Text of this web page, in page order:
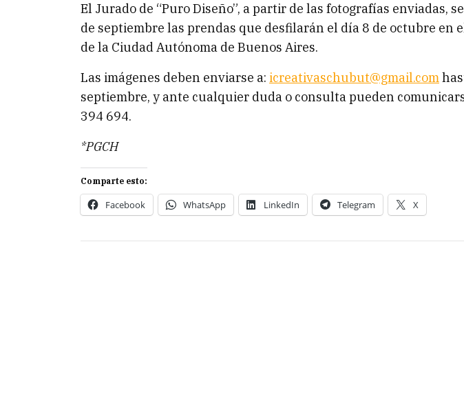
El Jurado de “Puro Diseño”, a partir de las fotografías enviadas,
de septiembre las prendas que desfilarán el día 8 de octubre en
de la Ciudad Autónoma de Buenos Aires.
Las imágenes deben enviarse a: icreativaschubut@gmail.com
septiembre, y ante cualquier duda o consulta pueden
394 694.
*PGCH
Comparte esto:
Facebook WhatsApp LinkedIn Telegram X